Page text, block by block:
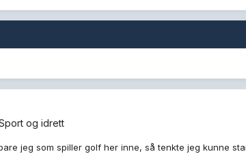
og idrett
jeg som spiller golf her inne, så tenkte jeg kunne